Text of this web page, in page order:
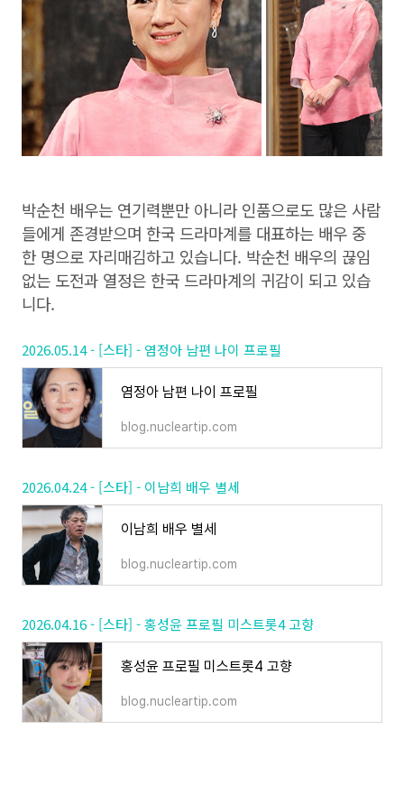
박순천 배우는 연기력뿐만 아니라 인품으로도 많은 사람
들에게 존경받으며 한국 드라마계를 대표하는 배우 중
한 명으로 자리매김하고 있습니다. 박순천 배우의 끊임
없는 도전과 열정은 한국 드라마계의 귀감이 되고 있습
니다.
2026.05.14 - [스타] - 염정아 남편 나이 프로필
염정아 남편 나이 프로필
blog.nucleartip.com
2026.04.24 - [스타] - 이남희 배우 별세
이남희 배우 별세
blog.nucleartip.com
2026.04.16 - [스타] - 홍성윤 프로필 미스트롯4 고향
홍성윤 프로필 미스트롯4 고향
blog.nucleartip.com